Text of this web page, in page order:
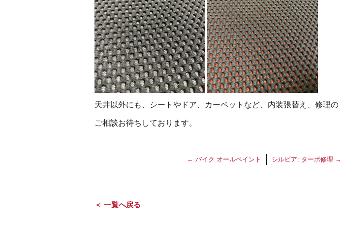
天井以外にも、シートやドア、カーペットなど、内装張替え、修理の
ご相談お待ちしております。
← バイク オールペイント シルビア: ターボ修理 →
＜ 一覧へ戻る